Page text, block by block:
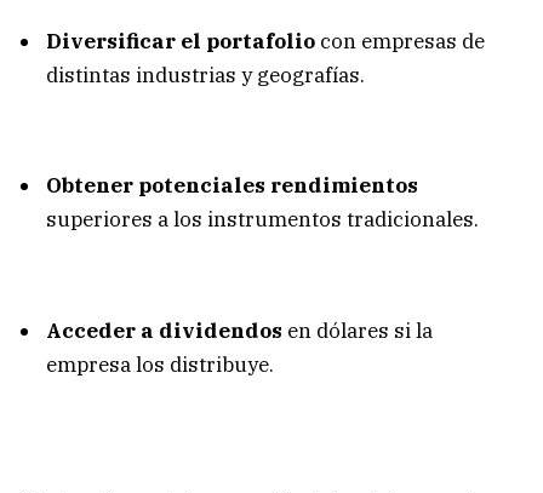
Diversificar el portafolio con empresas de
distintas industrias y geografías.
Obtener potenciales rendimientos
superiores a los instrumentos tradicionales.
Acceder a dividendos en dólares si la
empresa los distribuye.